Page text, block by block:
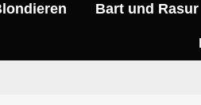
Bart und Rasur